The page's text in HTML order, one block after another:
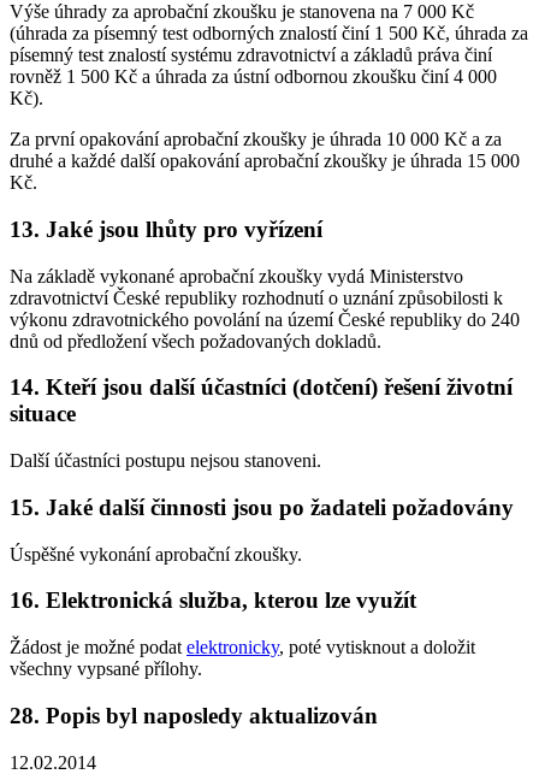
Výše úhrady za aprobační zkoušku je stanovena na 7 000 Kč
(úhrada za písemný test odborných znalostí činí 1 500 Kč, úhrada za
písemný test znalostí systému zdravotnictví a základů práva činí
rovněž 1 500 Kč a úhrada za ústní odbornou zkoušku činí 4 000
Kč).
Za první opakování aprobační zkoušky je úhrada 10 000 Kč a za
druhé a každé další opakování aprobační zkoušky je úhrada 15 000
Kč.
13. Jaké jsou lhůty pro vyřízení
Na základě vykonané aprobační zkoušky vydá Ministerstvo
zdravotnictví České republiky rozhodnutí o uznání způsobilosti k
výkonu zdravotnického povolání na území České republiky do 240
dnů od předložení všech požadovaných dokladů.
14. Kteří jsou další účastníci (dotčení) řešení životní
situace
Další účastníci postupu nejsou stanoveni.
15. Jaké další činnosti jsou po žadateli požadovány
Úspěšné vykonání aprobační zkoušky.
16. Elektronická služba, kterou lze využít
Žádost je možné podat elektronicky, poté vytisknout a doložit
všechny vypsané přílohy.
28. Popis byl naposledy aktualizován
12.02.2014